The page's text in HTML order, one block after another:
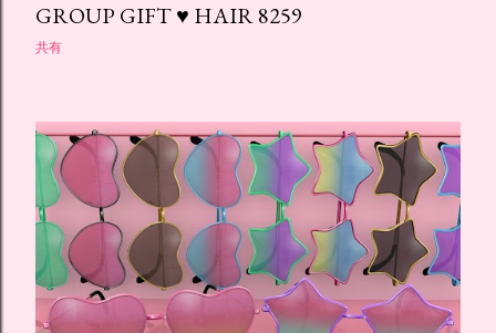
GROUP GIFT ♥ HAIR 8259
共有